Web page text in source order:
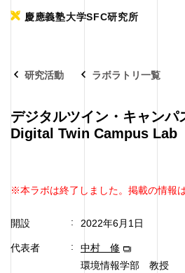
慶應義塾大学SFC研究所
研究活動 ラボラトリ一覧
デジタルツイン・キャンパ
Digital Twin Campus Lab
※本ラボは終了しました。掲載の情報
開設 2022年6月1日
代表者
中村 修
環境情報学部 教授